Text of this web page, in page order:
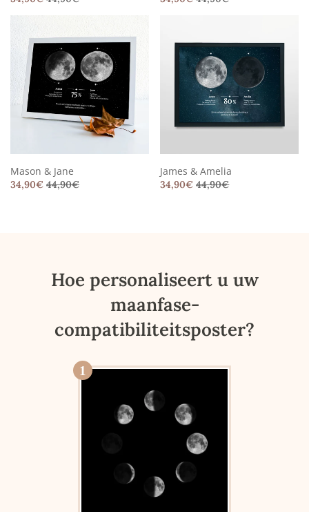
Mason & Jane
34,90€ 44,90€
James & Amelia
34,90€ 44,90€
Hoe personaliseert u uw
maanfase-
compatibiliteitsposter?
1